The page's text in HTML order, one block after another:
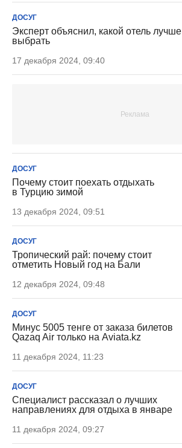
ДОСУГ
Эксперт объяснил, какой отель лучше
выбрать
17 декабря 2024, 09:40
ДОСУГ
Почему стоит поехать отдыхать
в Турцию зимой
13 декабря 2024, 09:51
ДОСУГ
Тропический рай: почему стоит
отметить Новый год на Бали
12 декабря 2024, 09:48
ДОСУГ
Минус 5005 тенге от заказа билетов
Qazaq Air только на Aviata.kz
11 декабря 2024, 11:23
ДОСУГ
Специалист рассказал о лучших
направлениях для отдыха в январе
11 декабря 2024, 09:27